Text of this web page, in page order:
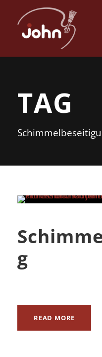
TAG
g
READ MORE